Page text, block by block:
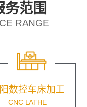
务范围
RANGE
数控车床加工
CNC LATHE